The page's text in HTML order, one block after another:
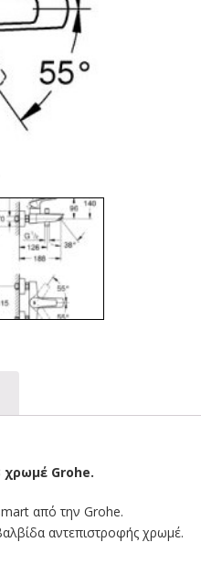
Grohe.
από την Grohe.
αντεπιστροφής χρωμέ.